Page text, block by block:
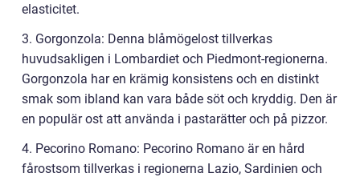
elasticitet.
3. Gorgonzola: Denna blåmögelost tillverkas
huvudsakligen i Lombardiet och Piedmont-regionerna.
Gorgonzola har en krämig konsistens och en distinkt
smak som ibland kan vara både söt och kryddig. Den är
en populär ost att använda i pastarätter och på pizzor.
4. Pecorino Romano: Pecorino Romano är en hård
fårostsom tillverkas i regionerna Lazio, Sardinien och